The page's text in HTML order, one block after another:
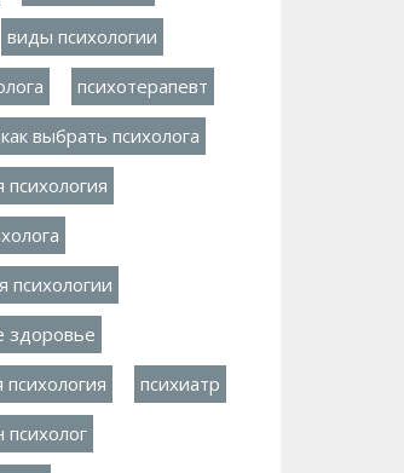
виды психологии
психотерапевт
как выбрать психолога
психология
психологии
здоровье
психология психиатр
психолог